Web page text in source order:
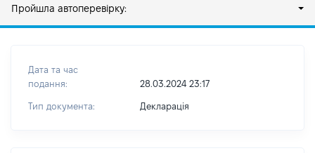
Пройшла автоперевірку:
Дата та час
подання:
28.03.2024 23:17
Тип документа: Декларація